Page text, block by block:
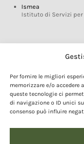
Per fornire le migliori
memorizzare e/o accedere
queste tecnologie ci
di navigazione o ID unici
consenso può influire
Ismea
Istituto di Servizi per
Glossario DOP
Marchi DOP IGP
Normativa prodotti
Consorzi di Tutela
Farm To Fork e